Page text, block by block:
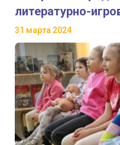
литературно-
31 марта 2024